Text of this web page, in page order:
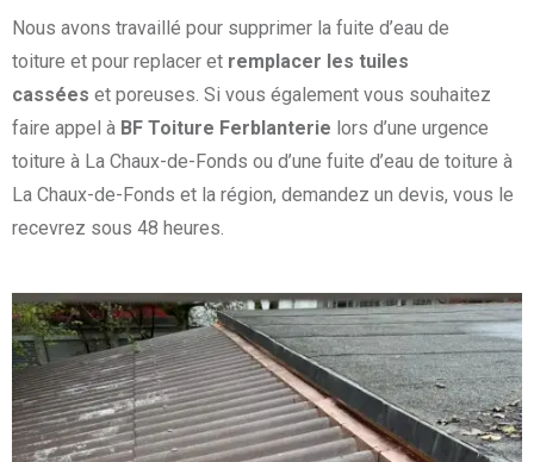
Nous avons travaillé pour supprimer la fuite d’eau de
toiture et pour replacer et remplacer les tuiles
cassées et poreuses. Si vous également vous souhaitez
faire appel à BF Toiture Ferblanterie lors d’une urgence
toiture à La Chaux-de-Fonds ou d’une fuite d’eau de toiture à
La Chaux-de-Fonds et la région, demandez un devis, vous le
recevrez sous 48 heures.